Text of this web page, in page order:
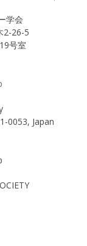
学会
2-26-5
室
0053, Japan